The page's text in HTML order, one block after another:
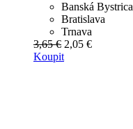
Banská Bystrica
Bratislava
Trnava
3,65 € 2,05 €
Koupit